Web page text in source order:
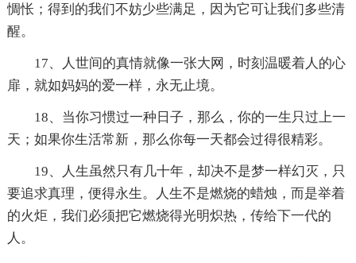
惆怅；得到的我们不妨少些满足，因为它可让我们多些清
醒。
17、人世间的真情就像一张大网，时刻温暖着人的心
扉，就如妈妈的爱一样，永无止境。
18、当你习惯过一种日子，那么，你的一生只过上一
天；如果你生活常新，那么你每一天都会过得很精彩。
19、人生虽然只有几十年，却决不是梦一样幻灭，只
要追求真理，便得永生。人生不是燃烧的蜡烛，而是举着
的火炬，我们必须把它燃烧得光明炽热，传给下一代的
人。